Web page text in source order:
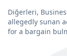
Diğerleri,
allegedly sunan
for a bargain